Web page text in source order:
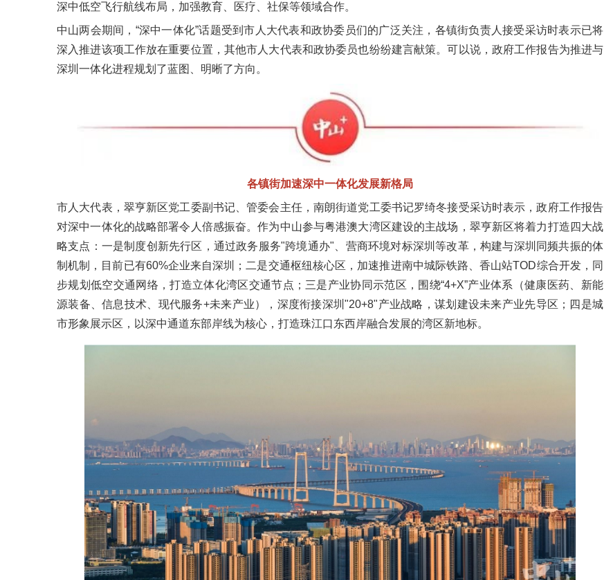
深中低空飞行航线布局，加强教育、医疗、社保等领域合作。
中山两会期间，“深中一体化”话题受到市人大代表和政协委员们的广泛关注，各镇街负责人接受采访时表示已将
深入推进该项工作放在重要位置，其他市人大代表和政协委员也纷纷建言献策。可以说，政府工作报告为推进与
深圳一体化进程规划了蓝图、明晰了方向。
各镇街加速深中一体化发展新格局
市人大代表，翠亨新区党工委副书记、管委会主任，南朗街道党工委书记罗绮冬接受采访时表示，政府工作报告
对深中一体化的战略部署令人倍感振奋。作为中山参与粤港澳大湾区建设的主战场，翠亨新区将着力打造四大战
略支点：一是制度创新先行区，通过政务服务"跨境通办"、营商环境对标深圳等改革，构建与深圳同频共振的体
制机制，目前已有60%企业来自深圳；二是交通枢纽核心区，加速推进南中城际铁路、香山站TOD综合开发，同
步规划低空交通网络，打造立体化湾区交通节点；三是产业协同示范区，围绕“4+X”产业体系（健康医药、新能
源装备、信息技术、现代服务+未来产业），深度衔接深圳"20+8"产业战略，谋划建设未来产业先导区；四是城
市形象展示区，以深中通道东部岸线为核心，打造珠江口东西岸融合发展的湾区新地标。